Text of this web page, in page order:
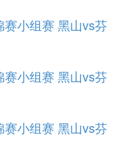
小组赛 黑山vs芬
小组赛 黑山vs芬
小组赛 黑山vs芬